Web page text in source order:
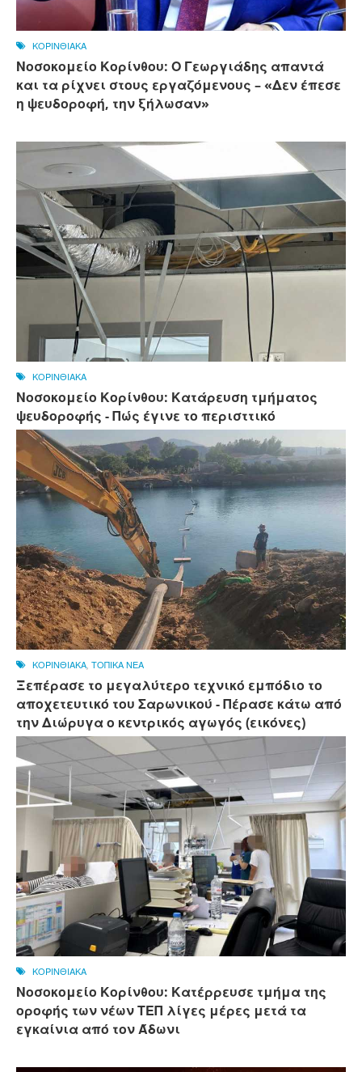
ΚΟΡΙΝΘΙΑΚΑ
Νοσοκομείο Κορίνθου: Ο Γεωργιάδης απαντά
και τα ρίχνει στους εργαζόμενους – «Δεν έπεσε
η ψευδοροφή, την ξήλωσαν»
ΚΟΡΙΝΘΙΑΚΑ
Νοσοκομείο Κορίνθου: Κατάρευση τμήματος
ψευδοροφής - Πώς έγινε το περισττικό
ΚΟΡΙΝΘΙΑΚΑ ΤΟΠΙΚΑ ΝΕΑ
Ξεπέρασε το μεγαλύτερο τεχνικό εμπόδιο το
αποχετευτικό του Σαρωνικού - Πέρασε κάτω από
την Διώρυγα ο κεντρικός αγωγός (εικόνες)
ΚΟΡΙΝΘΙΑΚΑ
Νοσοκομείο Κορίνθου: Κατέρρευσε τμήμα της
οροφής των νέων ΤΕΠ λίγες μέρες μετά τα
εγκαίνια από τον Άδωνι